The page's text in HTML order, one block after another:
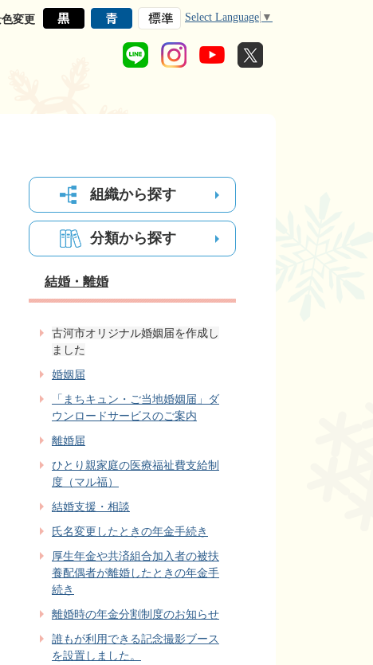
変更 Select Language ▼
組織から探す
分類から探す
結婚・離婚
古河市オリジナル婚姻届を作成し
ました
婚姻届
「まちキュン・ご当地婚姻届」ダ
ウンロードサービスのご案内
離婚届
ひとり親家庭の医療福祉費支給制
度（マル福）
結婚支援・相談
氏名変更したときの年金手続き
厚生年金や共済組合加入者の被扶
養配偶者が離婚したときの年金手
続き
離婚時の年金分割制度のお知らせ
誰もが利用できる記念撮影ブース
を設置しました。